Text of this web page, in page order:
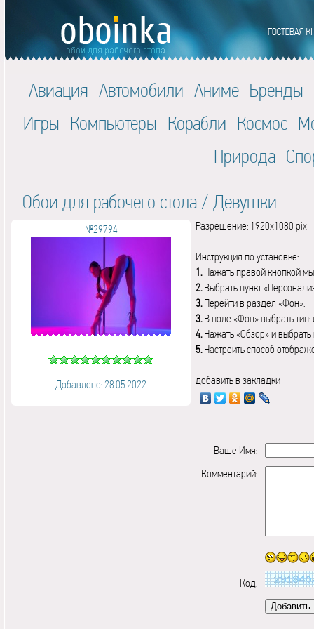
Авиация Автомобили Аниме Бренды
Игры Компьютеры Корабли Космос
Природа
Обои для рабочего стола / Девушки
№29794
Добавлено: 28.05.2022
Разрешение: 1920x1080 pix
Инструкция по установке:
1.Нажать правой кнопкой
2.Выбрать пункт
3.Перейти в раздел «Фон».
3.В поле «Фон» выбрать
4.Нажать «Обзор» и выбрать
5.Настроить способ
добавить в закладки
Ваше Имя:
Комментарий:
Код: